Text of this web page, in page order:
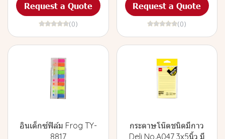
Request a Quote
(0)
Request a Quote
(0)
อินเด็กซ์ฟิล์ม Frog TY-
8817
กระดาษโน๊ตชนิดมีกาว
Deli No.A047 3x5นิ้ว มี